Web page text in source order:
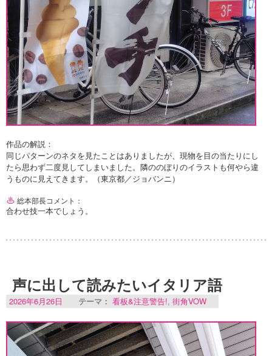
作品の解説：
同じパターンのネタを見たことはありましたが、現物を目の当たりにし
たら思わず二度見してしまいました。隣ののぼりのイラストも何やら違
うものに見えてきます。（東京都／ジョバンニ）
総本部長コメント：
合わせ技一本でしょう。
声に出して読みたいイタリア語
2026年6月26日 テーマ： 看板&注意警告!, 街角VOW